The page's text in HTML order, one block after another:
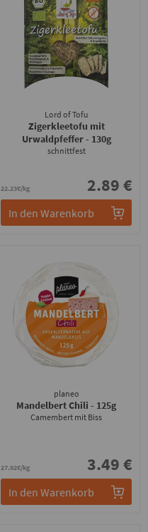
Lord of Tofu
Zigerkleetofu mit
Urwaldpfeffer- 130g
schnittfest
22.23€/kg 2.89 €
In den Warenkorb
planeo
Mandelbert Chili- 125g
Camembert mit Biss
27.92€/kg 3.49 €
In den Warenkorb